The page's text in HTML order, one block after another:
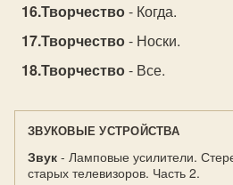
Творчество- Когда.
Творчество- Носки.
Творчество- Все.
ЗВУКОВЫЕ УСТРОЙСТВА
Звук - Ламповые усилители.
старых телевизоров. Часть 2.